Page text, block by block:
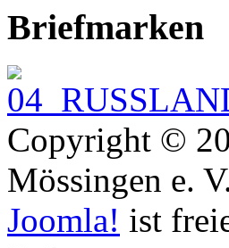
Briefmarken
Copyright ©
Mössingen e.
Joomla! ist